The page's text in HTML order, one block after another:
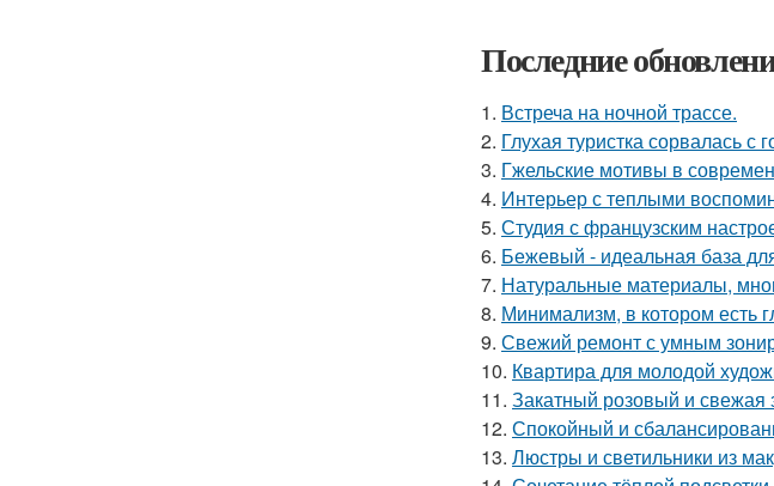
Последние
1. Встреча на ночной трассе.
2. Глухая туристка сорвалась
3. Гжельские мотивы в
4. Интерьер с теплыми
5. Студия с французским
6. Бежевый - идеальная база
7. Натуральные материалы,
8. Минимализм, в котором есть
9. Свежий ремонт с умным
10. Квартира для молодой
11. Закатный розовый и свежая
12. Спокойный и
13. Люстры и светильники из